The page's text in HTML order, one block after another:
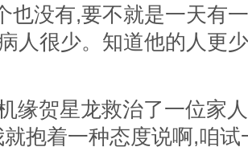
也没有,要不就是一天有
人很少。知道他的人更
缘贺星龙救治了一位家
就抱着一种态度说啊,咱